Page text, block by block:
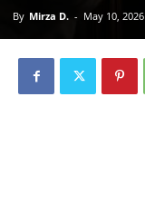
By Mirza D. - May 10, 2026